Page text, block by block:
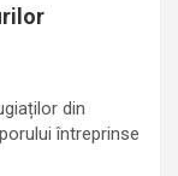
din
întreprinse